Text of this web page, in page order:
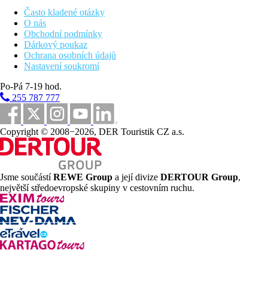
Wi-Fi (zdarma)
společenská místnost s TV
herna
bazén (lehátka a slunečníky zdarma, osušky zdarma)
písčitá
lehátka a slunečníky za poplatek
Sportovní aktivity zdarma
fitness
Sportovní aktivity za příplatek
sauna
wellness
vířivka
půjčovna kol (v blízkosti hotelu)
vodní sporty na pláži
Stravování
Polopenze
Snídaně formou bufetu, večeře výběr z menu – 3 chody
Často kladené otázky
O nás
Obchodní podmínky
Dárkový poukaz
Ochrana osobních údajů
Nastavení soukromí
Po-Pá 7-19 hod.
255 787 777
Copyright © 2008−2026, DER Touristik CZ a.s.
Jsme součástíREWE Group a její divize DERTOUR Group,
největší středoevropské skupiny v cestovním ruchu.